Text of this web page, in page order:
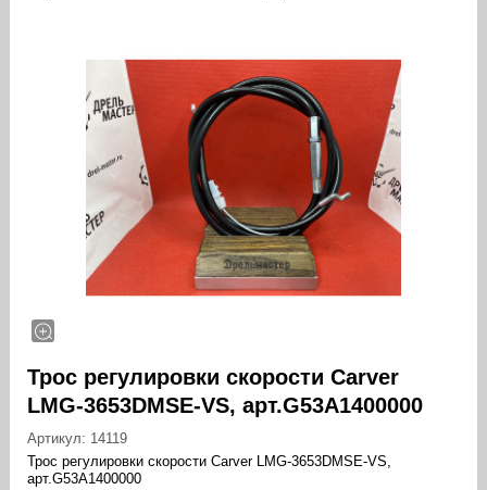
Трос регулировки скорости Carver
LMG-3653DMSE-VS, арт.G53A1400000
Артикул: 14119
Трос регулировки скорости Carver LMG-3653DMSE-VS,
арт.G53A1400000